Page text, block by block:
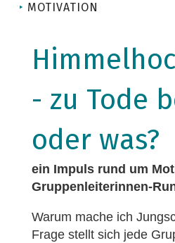
MOTIVATION
- zu Tode
oder was?
ein Impuls rund um
Gruppenleiterinnen-
Warum mache ich
Frage stellt sich jede